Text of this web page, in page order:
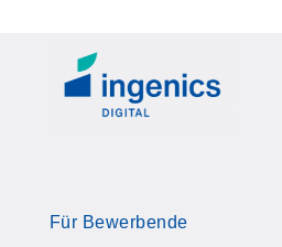
Für Bewerbende